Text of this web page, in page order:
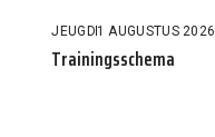
JEUGD1 AUGUSTUS 2026
Trainingsschema